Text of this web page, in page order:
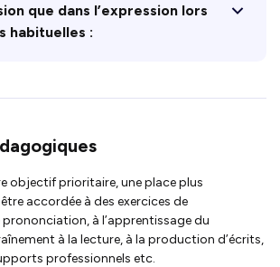
que dans l’expression lors
habituelles :
objectif prioritaire, une place plus
accordée à des exercices de
à l’apprentissage du
à la lecture, à la production d’écrits,
professionnels etc.